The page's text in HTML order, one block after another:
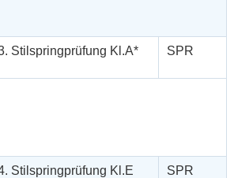
Stilspringprüfung Kl.A* SPR
Stilspringprüfung Kl.E SPR